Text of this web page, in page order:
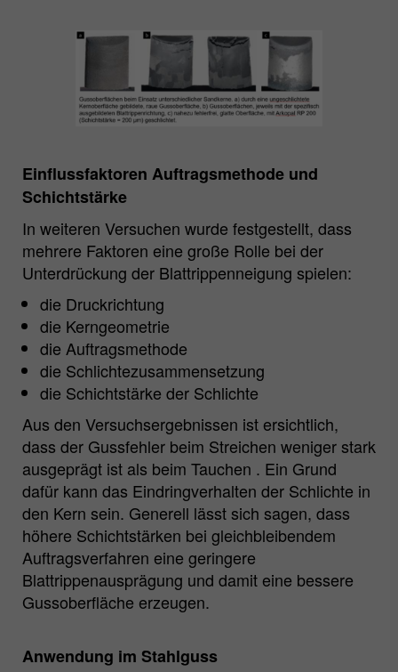
Einflussfaktoren Auftragsmethode und
Schichtstärke
In weiteren Versuchen wurde festgestellt, dass
mehrere Faktoren eine große Rolle bei der
Unterdrückung der Blattrippenneigung spielen:
die Druckrichtung
die Kerngeometrie
die Auftragsmethode
die Schlichtezusammensetzung
die Schichtstärke der Schlichte
Aus den Versuchsergebnissen ist ersichtlich,
dass der Gussfehler beim Streichen weniger stark
ausgeprägt ist als beim Tauchen . Ein Grund
dafür kann das Eindringverhalten der Schlichte in
den Kern sein. Generell lässt sich sagen, dass
höhere Schichtstärken bei gleichbleibendem
Auftragsverfahren eine geringere
Blattrippenausprägung und damit eine bessere
Gussoberfläche erzeugen.
Anwendung im Stahlguss